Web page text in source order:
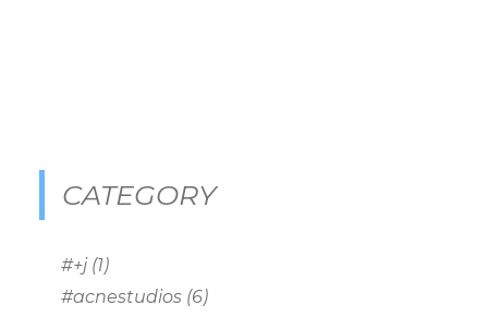
CATEGORY
#+j (1)
#acnestudios (6)